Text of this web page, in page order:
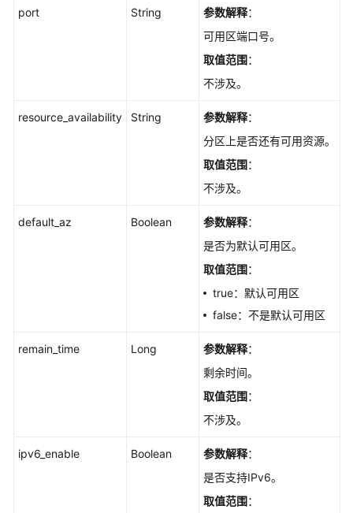
理
数
数
port String 参数解释：
可用区端口号。
取值范围：
不涉及。
resource_availability String 参数解释：
分区上是否还有可用资源。
取值范围：
不涉及。
default_az Boolean 参数解释：
是否为默认可用区。
取值范围：
true：默认可用区
false：不是默认可用区
remain_time Long 参数解释：
剩余时间。
取值范围：
不涉及。
ipv6_enable Boolean 参数解释：
是否支持IPv6。
取值范围：